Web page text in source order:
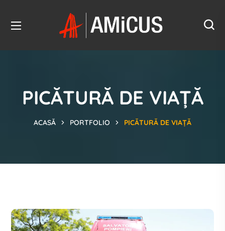
PICĂTURĂ DE VIAȚĂ
ACASĂ PORTFOLIO PICĂTURĂ DE VIAȚĂ